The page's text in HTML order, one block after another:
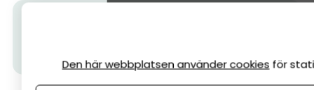
Den här webbplatsen använder cookies för